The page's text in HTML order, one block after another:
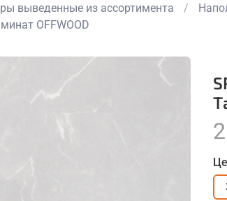
выведенные из ассортимента
OFFWOOD